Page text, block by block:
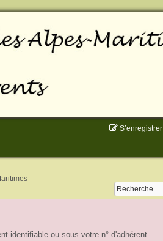
S’enregistrer
identifiable ou sous votre n° d'adhérent.